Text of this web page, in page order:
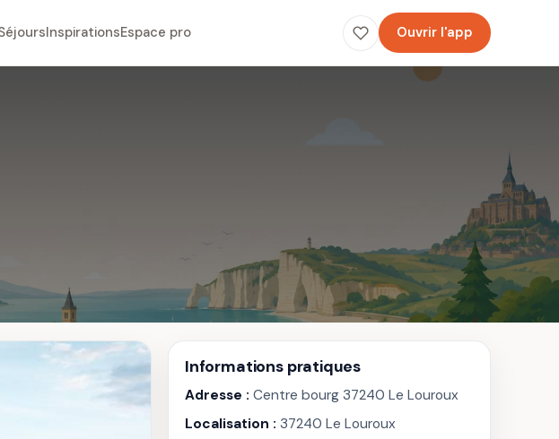
InspirationsEspace pro Ouvrir l'app
Informations pratiques
Adresse : Centre bourg 37240 Le Louroux
Localisation : 37240 Le Louroux